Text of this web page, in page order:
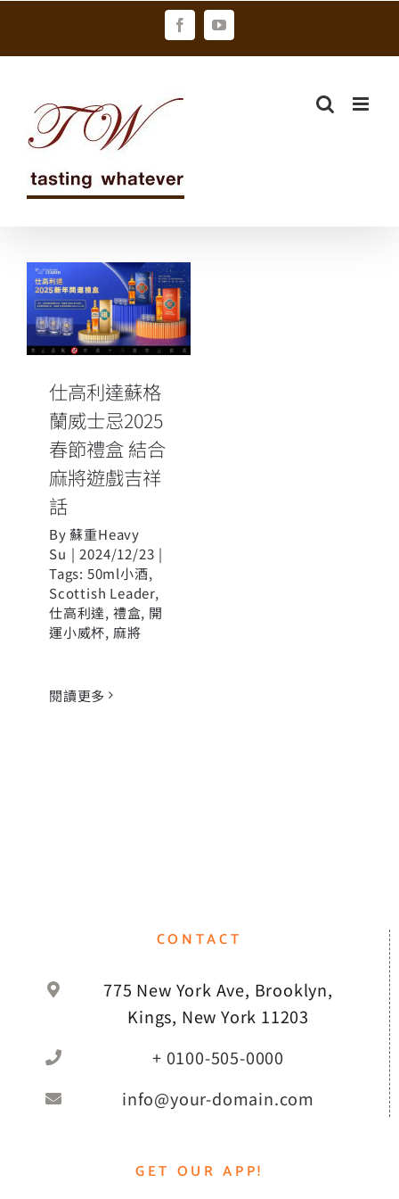
FacebookYouTube
仕高利達蘇格
蘭威士忌2025
春節禮盒 結合
麻將遊戲吉祥
話
仕高利達蘇格
蘭威士忌2025
春節禮盒 結合
麻將遊戲吉祥
話
By蘇重Heavy
Su | 2024/12/23 |
Tags: 50ml小酒,
Scottish Leader,
仕高利達, 禮盒, 開
運小威杯, 麻將
閱讀更多
CONTACT
775 New York Ave, Brooklyn,
Kings, New York 11203
+ 0100-505-0000
info@your-domain.com
GET OUR APP!